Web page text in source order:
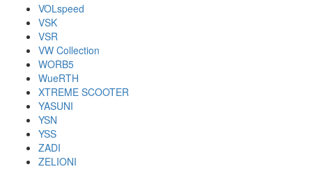
VOLspeed
VSK
VSR
VW Collection
WORB5
WueRTH
XTREME SCOOTER
YASUNI
YSN
YSS
ZADI
ZELIONI